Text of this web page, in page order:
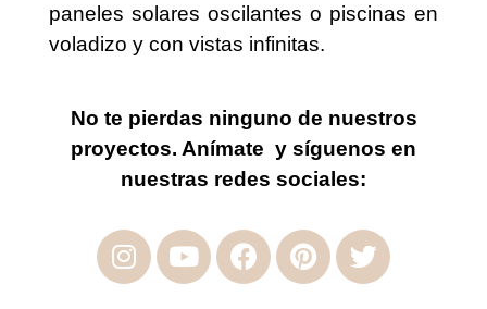
paneles solares oscilantes o piscinas en
voladizo y con vistas infinitas.
No te pierdas ninguno de nuestros
proyectos. Anímate y síguenos en
nuestras redes sociales: